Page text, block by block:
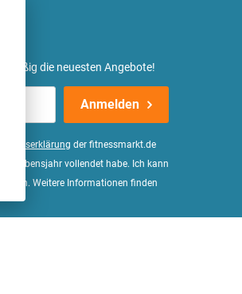
die neuesten Angebote!
Anmelden
der fitnessmarkt.de
Lebensjahr vollendet habe. Ich kann
Weitere Informationen finden